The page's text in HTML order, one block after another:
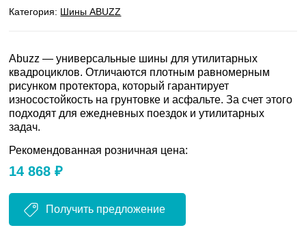
Категория: Шины ABUZZ
Abuzz — универсальные шины для утилитарных
квадроциклов. Отличаются плотным равномерным
рисунком протектора, который гарантирует
износостойкость на грунтовке и асфальте. За счет этого
подходят для ежедневных поездок и утилитарных
задач.
Рекомендованная розничная цена:
14 868 ₽
Получить предложение